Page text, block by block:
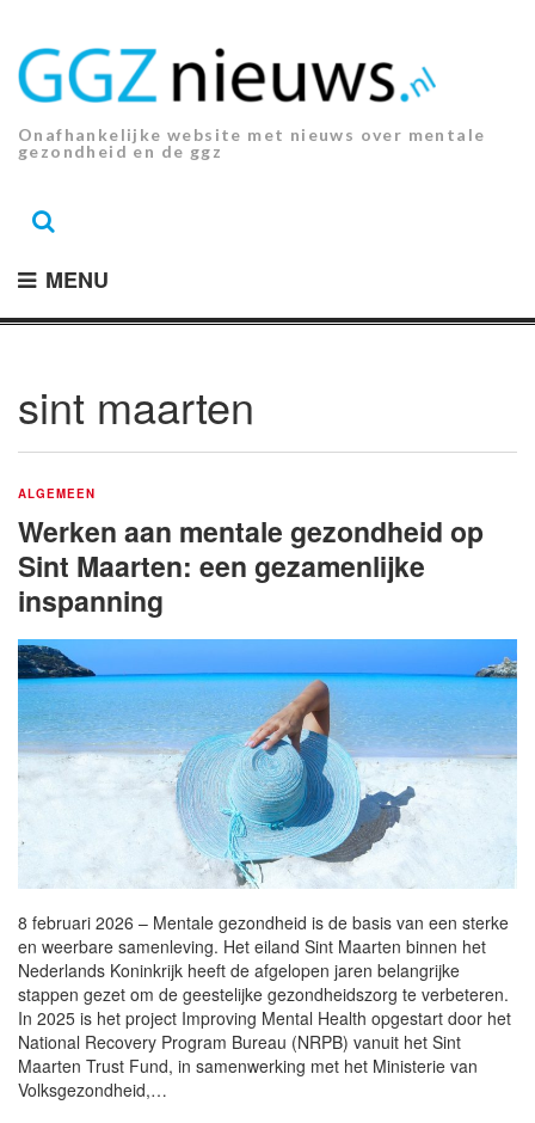
inhoud.
Onafhankelijke website met nieuws over mentale
gezondheid en de ggz
MENU
sint maarten
ALGEMEEN
Werken aan mentale gezondheid op
Sint Maarten: een gezamenlijke
inspanning
8 februari 2026 – Mentale gezondheid is de basis van een sterke
en weerbare samenleving. Het eiland Sint Maarten binnen het
Nederlands Koninkrijk heeft de afgelopen jaren belangrijke
stappen gezet om de geestelijke gezondheidszorg te verbeteren.
In 2025 is het project Improving Mental Health opgestart door het
National Recovery Program Bureau (NRPB) vanuit het Sint
Maarten Trust Fund, in samenwerking met het Ministerie van
Volksgezondheid,…